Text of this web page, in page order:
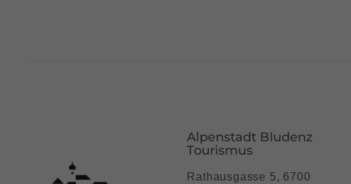
Alpenstadt Bludenz
Tourismus
Rathausgasse 5, 6700